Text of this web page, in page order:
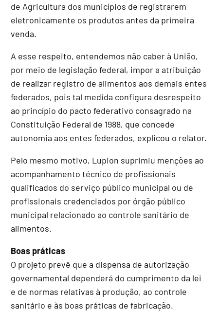
de Agricultura dos municípios de registrarem
eletronicamente os produtos antes da primeira
venda.
A esse respeito, entendemos não caber à União,
por meio de legislação federal, impor a atribuição
de realizar registro de alimentos aos demais entes
federados, pois tal medida configura desrespeito
ao princípio do pacto federativo consagrado na
Constituição Federal de 1988, que concede
autonomia aos entes federados, explicou o relator.
Pelo mesmo motivo, Lupion suprimiu menções ao
acompanhamento técnico de profissionais
qualificados do serviço público municipal ou de
profissionais credenciados por órgão público
municipal relacionado ao controle sanitário de
alimentos.
Boas práticas
O projeto prevê que a dispensa de autorização
governamental dependerá do cumprimento da lei
e de normas relativas à produção, ao controle
sanitário e às boas práticas de fabricação.